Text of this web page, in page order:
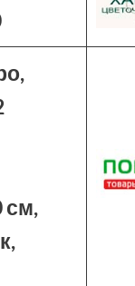
см,